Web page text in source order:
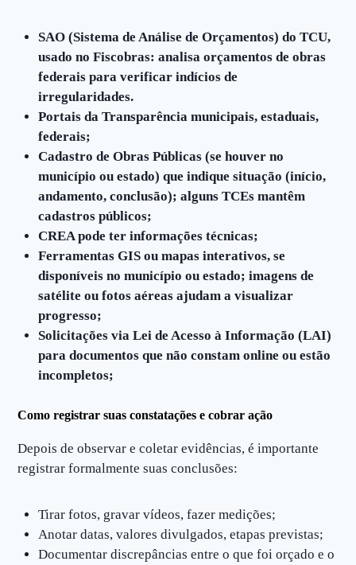
SAO (Sistema de Análise de Orçamentos) do TCU,
usado no Fiscobras: analisa orçamentos de obras
federais para verificar indícios de
irregularidades.
Portais da Transparência municipais, estaduais,
federais;
Cadastro de Obras Públicas (se houver no
município ou estado) que indique situação (início,
andamento, conclusão); alguns TCEs mantêm
cadastros públicos;
CREA pode ter informações técnicas;
Ferramentas GIS ou mapas interativos, se
disponíveis no município ou estado; imagens de
satélite ou fotos aéreas ajudam a visualizar
progresso;
Solicitações via Lei de Acesso à Informação (LAI)
para documentos que não constam online ou estão
incompletos;
Como registrar suas constatações e cobrar ação
Depois de observar e coletar evidências, é importante
registrar formalmente suas conclusões:
Tirar fotos, gravar vídeos, fazer medições;
Anotar datas, valores divulgados, etapas previstas;
Documentar discrepâncias entre o que foi orçado e o